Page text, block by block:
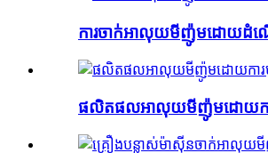
ការ​ចាក់​អាលុយមីញ៉ូម​ដោយ​ដំណើ
ផលិត​ផល​អាលុយមីញ៉ូម​ដោយ​កា